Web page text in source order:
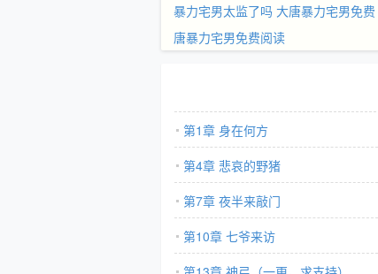
暴力宅男太监了吗 大唐暴力宅男免费
唐暴力宅男免费阅读
第1章 身在何方
第4章 悲哀的野猪
第7章 夜半来敲门
第10章 七爷来访